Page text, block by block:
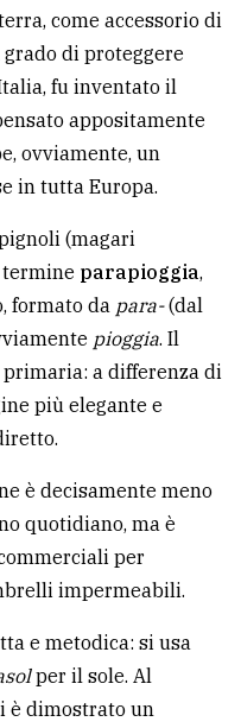
come accessorio di
di proteggere
fu inventato il
appositamente
ovviamente, un
in tutta Europa.
(magari
parapioggia,
formato da para-(dal
pioggia. Il
a differenza di
più elegante e
è decisamente meno
quotidiano, ma è
per
impermeabili.
e metodica: si usa
per il sole. Al
è dimostrato un